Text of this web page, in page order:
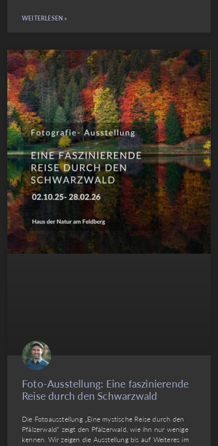
WEITERLESEN »
Foto-Ausstellung: Eine faszinierende
Reise durch den Schwarzwald
Die Fotoausstellung „Eine mystische Reise durch den
Pfälzerwald“ zeigt den Pfälzerwald, wie ihn nur wenige
kennen. Wir zeigen die Ausstellung bis auf Weiteres im